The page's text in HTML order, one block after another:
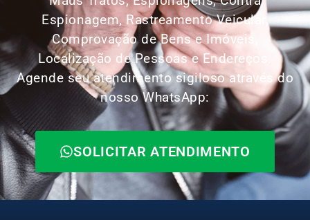
Espionagem, Rastreamento Veicular,
Comprovação de Bens e Imóveis,
Localização de Pessoas e Endereços.
Agende seu atendimento sigiloso através do
nosso WhatsApp:
SOLICITAR ATENDIMENTO